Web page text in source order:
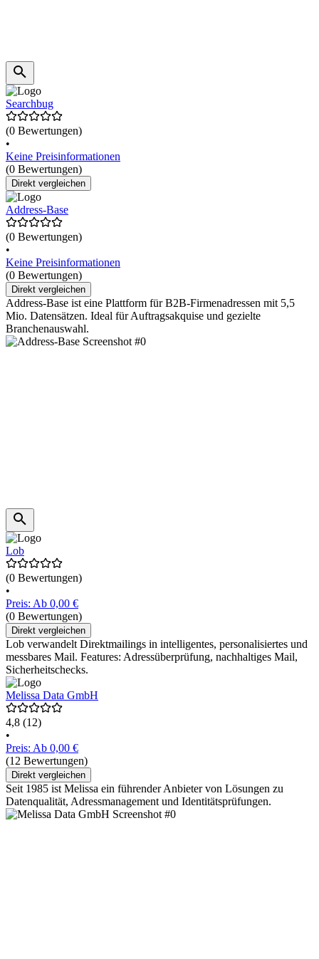
Searchbug
(0 Bewertungen)
•
Keine Preisinformationen
(0 Bewertungen)
Direkt vergleichen
Address-Base
(0 Bewertungen)
•
Keine Preisinformationen
(0 Bewertungen)
Direkt vergleichen
Address-Base ist eine Plattform für B2B-Firmenadressen mit 5,5
Mio. Datensätzen. Ideal für Auftragsakquise und gezielte
Branchenauswahl.
Lob
(0 Bewertungen)
•
Preis: Ab 0,00 €
(0 Bewertungen)
Direkt vergleichen
Lob verwandelt Direktmailings in intelligentes, personalisiertes und
messbares Mail. Features: Adressüberprüfung, nachhaltiges Mail,
Sicherheitschecks.
Melissa Data GmbH
4,8 (12)
•
Preis: Ab 0,00 €
(12 Bewertungen)
Direkt vergleichen
Seit 1985 ist Melissa ein führender Anbieter von Lösungen zu
Datenqualität, Adressmanagement und Identitätsprüfungen.